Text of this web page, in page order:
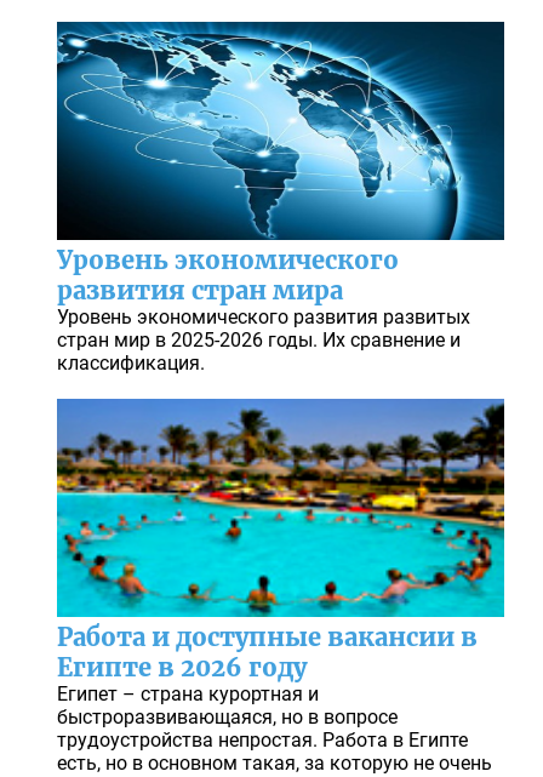
Уровень экономического
развития стран мира
Уровень экономического развития развитых
стран мир в 2025-2026 годы. Их сравнение и
классификация.
Работа и доступные вакансии в
Египте в 2026 году
Египет – страна курортная и
быстроразвивающаяся, но в вопросе
трудоустройства непростая. Работа в Египте
есть, но в основном такая, за которую не очень